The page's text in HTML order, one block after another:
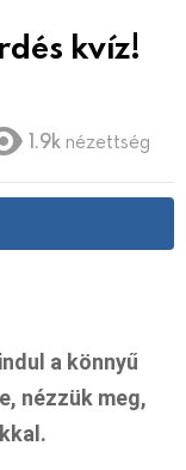
kvíz!
1.9k nézettség
a könnyű
nézzük meg,